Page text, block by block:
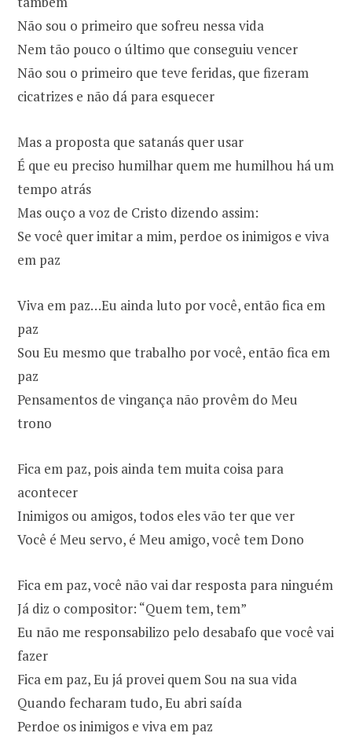
Não sou o primeiro que sofreu nessa vida
Nem tão pouco o último que conseguiu vencer
Não sou o primeiro que teve feridas, que fizeram
cicatrizes e não dá para esquecer
Mas a proposta que satanás quer usar
É que eu preciso humilhar quem me humilhou há um
tempo atrás
Mas ouço a voz de Cristo dizendo assim:
Se você quer imitar a mim, perdoe os inimigos e viva
em paz
Viva em paz…Eu ainda luto por você, então fica em
paz
Sou Eu mesmo que trabalho por você, então fica em
paz
Pensamentos de vingança não provêm do Meu
trono
Fica em paz, pois ainda tem muita coisa para
acontecer
Inimigos ou amigos, todos eles vão ter que ver
Você é Meu servo, é Meu amigo, você tem Dono
Fica em paz, você não vai dar resposta para ninguém
Já diz o compositor: “Quem tem, tem”
Eu não me responsabilizo pelo desabafo que você vai
fazer
Fica em paz, Eu já provei quem Sou na sua vida
Quando fecharam tudo, Eu abri saída
Perdoe os inimigos e viva em paz